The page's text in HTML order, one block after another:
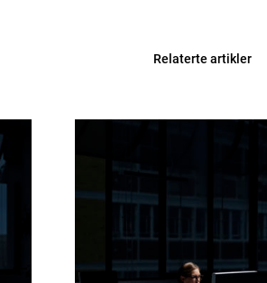
Relaterte artikler